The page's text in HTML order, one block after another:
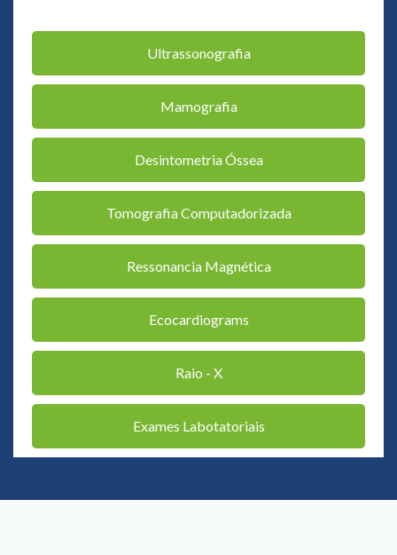
Ultrassonografia
Mamografia
Desintometria Óssea
Tomografia Computadorizada
Ressonancia Magnética
Ecocardiograms
Raio - X
Exames Labotatoriais